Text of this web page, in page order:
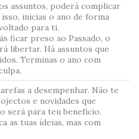
assuntos, poderá complicar
inicias o ano de forma
para ti.
ficar preso ao Passado, o
libertar. Há assuntos que
Terminas o ano com
a desempenhar. Não te
e novidades que
será para teu benefício.
as tuas ideias, mas com